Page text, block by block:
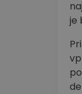
je